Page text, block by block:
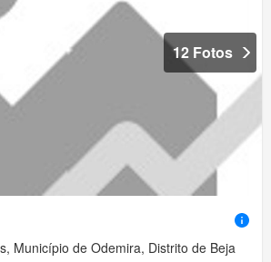
12 Fotos
Município de Odemira, Distrito de Beja